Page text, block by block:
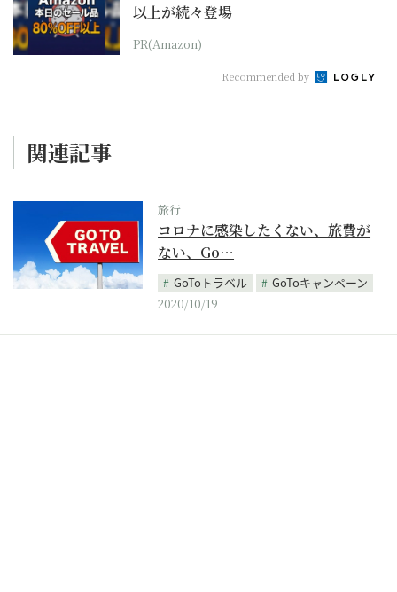
以上が続々登場
PR(Amazon)
Recommended by
関連記事
旅行
コロナに感染したくない、旅費が
ない、Go…
GoToトラベル
GoToキャンペーン
2020/10/19